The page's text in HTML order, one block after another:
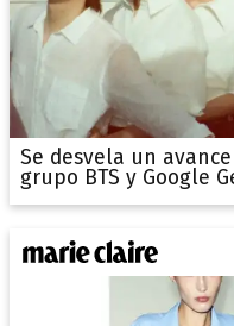
Se desvela un
grupo BTS y Google